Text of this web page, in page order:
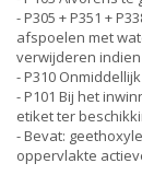
- P305 + P351 +
afspoelen met
verwijderen
- P310
- P101 Bij het
etiket ter
- Bevat:
oppervlakte